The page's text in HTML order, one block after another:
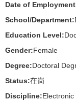
Date of
School/Department:
Education Level:
Gender:Female
Degree:Doctoral
Status:在岗
Discipline: